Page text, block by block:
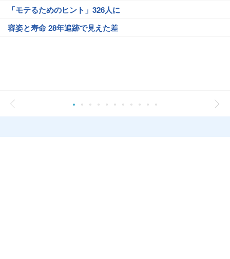
「モテるためのヒント」326人に
容姿と寿命 28年追跡で見えた差